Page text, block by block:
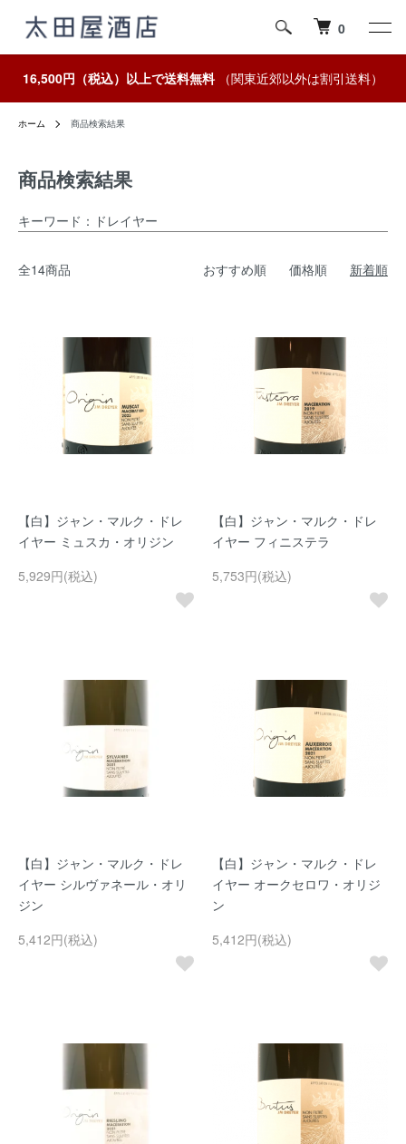
0
16,500円（税込）以上で送料無料（関東近郊以外は割引送料）
ホーム 商品検索結果
商品検索結果
キーワード：ドレイヤー
全14商品 おすすめ順 価格順 新着順
【白】ジャン・マルク・ドレ
イヤー ミュスカ・オリジン
5,929円(税込)
【白】ジャン・マルク・ドレ
イヤー フィニステラ
5,753円(税込)
【白】ジャン・マルク・ドレ
イヤー シルヴァネール・オリ
ジン
5,412円(税込)
【白】ジャン・マルク・ドレ
イヤー オークセロワ・オリジ
ン
5,412円(税込)